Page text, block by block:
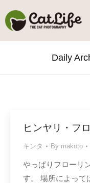
Daily
ヒンヤリ・フ
キンタ By makoto
やっぱりフローリ
す。 場所によって